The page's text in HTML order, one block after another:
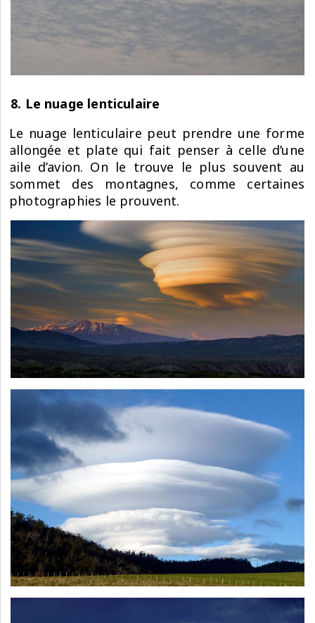
8. Le nuage lenticulaire
Le nuage lenticulaire peut prendre une forme
allongée et plate qui fait penser à celle d’une
aile d’avion. On le trouve le plus souvent au
sommet des montagnes, comme certaines
photographies le prouvent.